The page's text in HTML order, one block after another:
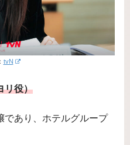
tvN
リ役）
であり、ホテルグループ